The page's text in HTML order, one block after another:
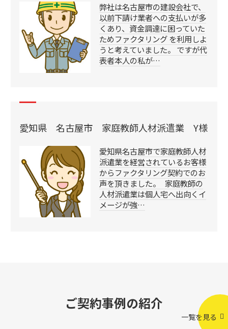
弊社は名古屋市の建設会社で、
以前下請け業者への支払いが多
くあり、資金調達に困っていた
ためファクタリング を利用しよ
うと考えていました。 ですが代
表者本人の私が…
愛知県 名古屋市 家庭教師人材派遣業 Y様
愛知県名古屋市で家庭教師人材
派遣業を経営されているお客様
からファクタリング契約でのお
声を頂きました。 家庭教師の
人材派遣業は個人宅へ出向くイ
メージが強…
ご契約事例の紹介
一覧を見る